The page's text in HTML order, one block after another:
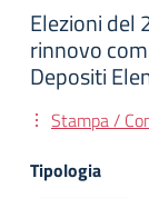
Elezioni del
rinnovo
Depositi
Stampa /
Tipologia